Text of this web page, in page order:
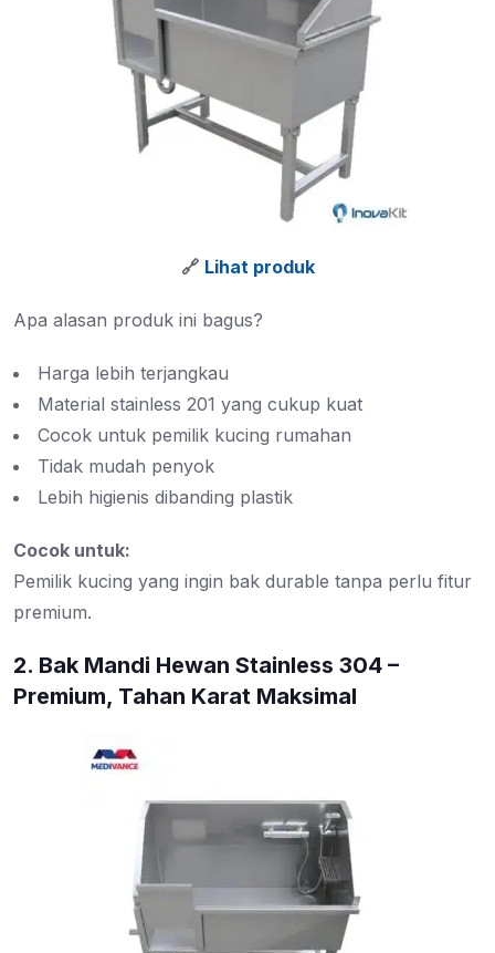
🔗 Lihat produk
Apa alasan produk ini bagus?
Harga lebih terjangkau
Material stainless 201 yang cukup kuat
Cocok untuk pemilik kucing rumahan
Tidak mudah penyok
Lebih higienis dibanding plastik
Cocok untuk:
Pemilik kucing yang ingin bak durable tanpa perlu fitur
premium.
2. Bak Mandi Hewan Stainless 304 –
Premium, Tahan Karat Maksimal